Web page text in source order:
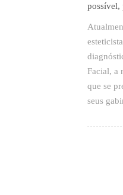
possível,
Facial, a
que se
seus